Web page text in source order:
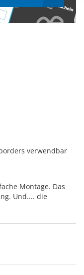
verwendbar
Montage. Das
Und.... die